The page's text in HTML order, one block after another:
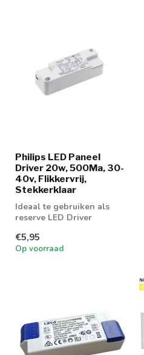
Philips LED Paneel
Driver 20w, 500Ma, 30-
40v, Flikkervrij,
Stekkerklaar
Ideaal te gebruiken als
reserve LED Driver
€5,95
Op voorraad